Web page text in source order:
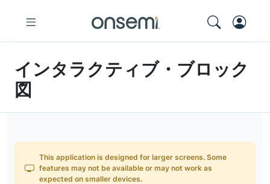
インタラクティブ・ブロック
図
This application is designed for larger screens. Some
features may not be available or may not work as
expected on smaller devices.